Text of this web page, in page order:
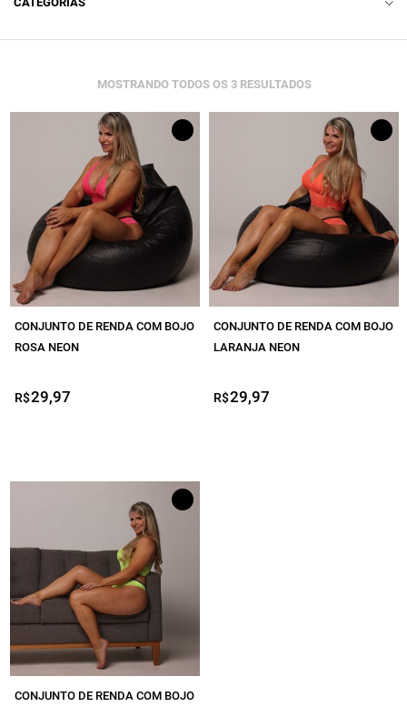
ACESSÓRIO
BODY
CROPPED
LEGGING COMUM
LEGGING EMANA
LEGGING EMPINA BUMBUM
LEGGING JACQUARD
MACACÃO
SHORT-SAIA
TOP ESTAMPADO
TOP LISO
VESTIDO
BIQUÍNI
MOSTRANDO TODOS OS 3 RESULTADOSCLASSIFICADO
MAIS
RECENTE
CONJUNTO DE RENDA COM BOJO
ROSA NEON
R$29,97
CONJUNTO DE RENDA COM BOJO
LARANJA NEON
R$29,97
CONJUNTO DE RENDA COM BOJO